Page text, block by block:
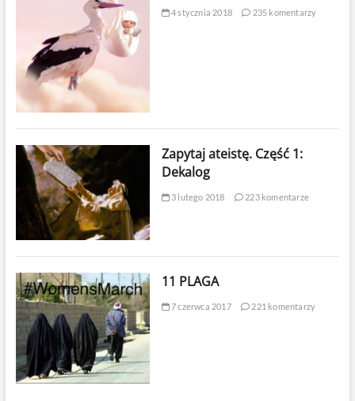
4 stycznia 2018 235 komentarzy
Zapytaj ateistę. Część 1:
Dekalog
3 lutego 2018 223 komentarze
11 PLAGA
7 czerwca 2017 221 komentarzy